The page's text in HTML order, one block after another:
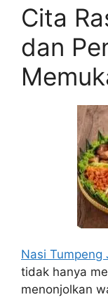
Cita
dan
Nasi Tumpeng
tidak hanya
menonjolkan